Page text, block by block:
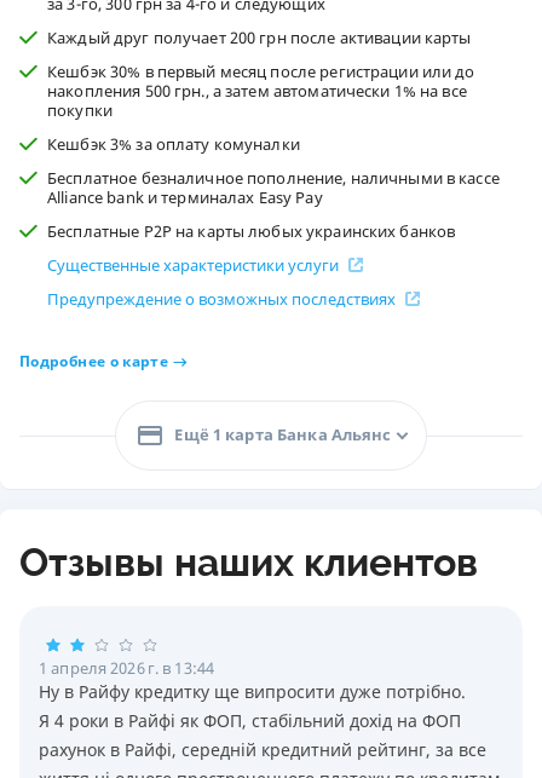
Каждый друг получает 200 грн после активации карты
Кешбэк 30% в первый месяц после регистрации или до
накопления 500 грн., а затем автоматически 1% на все
покупки
Кешбэк 3% за оплату комуналки
Бесплатное безналичное пополнение, наличными в кассе
Alliance bank и терминалах Easy Pay
Бесплатные P2P на карты любых украинских банков
Существенные характеристики услуги
Предупреждение о возможных последствиях
Подробнее о карте
Ещё 1 карта Банка Альянс
Отзывы наших клиентов
1 апреля 2026 г. в 13:44
Ну в Райфу кредитку ще випросити дуже потрiбно.
Я 4 роки в Райфi як ФОП, стабiльний дохiд на ФОП
рахунок в Райфi, середнiй кредитний рейтинг, за все